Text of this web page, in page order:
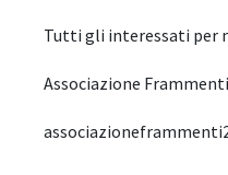
Tutti gli interessati per
Associazione